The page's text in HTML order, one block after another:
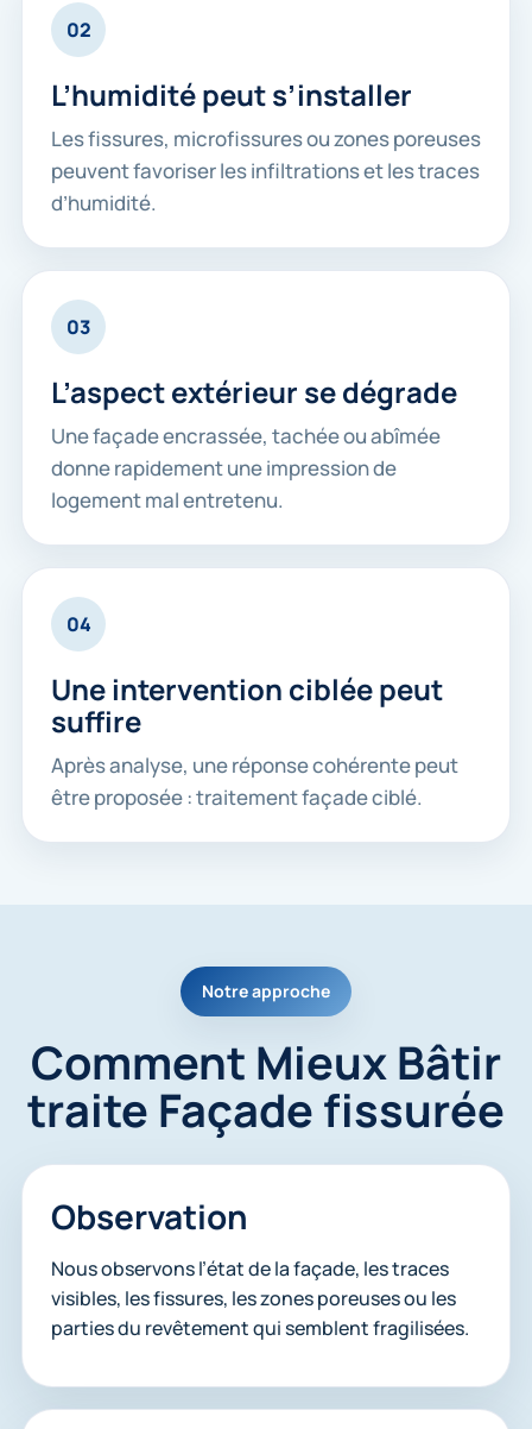
02
L’humidité peut s’installer
Les fissures, microfissures ou zones poreuses
peuvent favoriser les infiltrations et les traces
d’humidité.
03
L’aspect extérieur se dégrade
Une façade encrassée, tachée ou abîmée
donne rapidement une impression de
logement mal entretenu.
04
Une intervention ciblée peut
suffire
Après analyse, une réponse cohérente peut
être proposée : traitement façade ciblé.
Notre approche
Comment Mieux Bâtir
traite Façade fissurée
Observation
Nous observons l’état de la façade, les traces
visibles, les fissures, les zones poreuses ou les
parties du revêtement qui semblent fragilisées.